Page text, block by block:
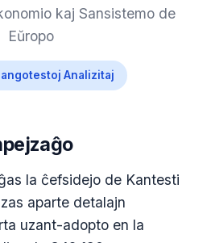
kaj Sansistemo de
Eŭropo
Analizitaj
la ĉefsidejo de Kantesti
aparte detalajn
uzant-adopto en la